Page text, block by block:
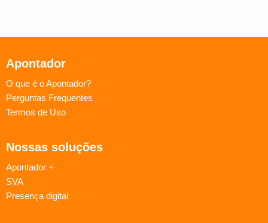
Apontador
O que é o Apontador?
Perguntas Frequentes
Termos de Uso
Nossas soluções
Apontador +
SVA
Presença digital